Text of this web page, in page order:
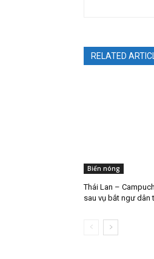
RELATED
Biển nóng
Thái Lan –
sau vụ bắt ngư dân